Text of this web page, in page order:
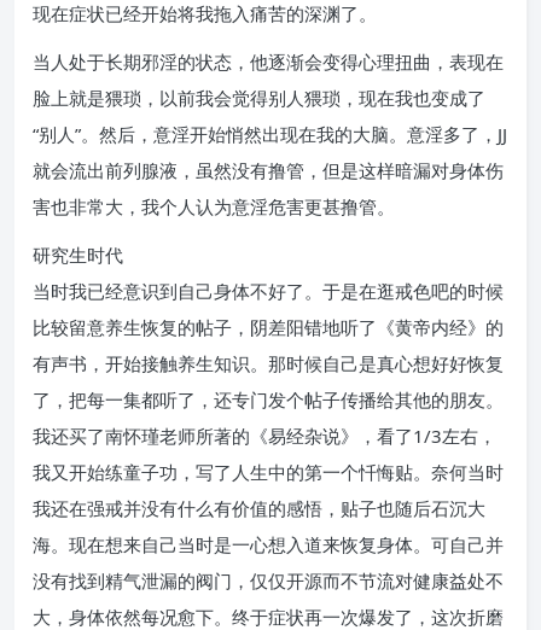
现在症状已经开始将我拖入痛苦的深渊了。
当人处于长期邪淫的状态，他逐渐会变得心理扭曲，表现在
脸上就是猥琐，以前我会觉得别人猥琐，现在我也变成了
“别人”。然后，意淫开始悄然出现在我的大脑。意淫多了，JJ
就会流出前列腺液，虽然没有撸管，但是这样暗漏对身体伤
害也非常大，我个人认为意淫危害更甚撸管。
研究生时代
当时我已经意识到自己身体不好了。于是在逛戒色吧的时候
比较留意养生恢复的帖子，阴差阳错地听了《黄帝内经》的
有声书，开始接触养生知识。那时候自己是真心想好好恢复
了，把每一集都听了，还专门发个帖子传播给其他的朋友。
我还买了南怀瑾老师所著的《易经杂说》，看了1/3左右，
我又开始练童子功，写了人生中的第一个忏悔贴。奈何当时
我还在强戒并没有什么有价值的感悟，贴子也随后石沉大
海。现在想来自己当时是一心想入道来恢复身体。可自己并
没有找到精气泄漏的阀门，仅仅开源而不节流对健康益处不
大，身体依然每况愈下。终于症状再一次爆发了，这次折磨